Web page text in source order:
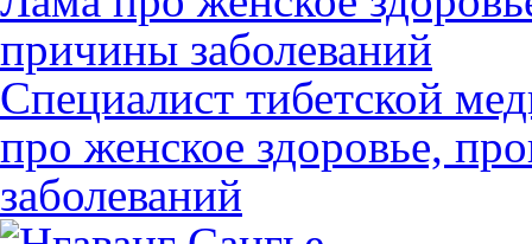
Специалист тибетской
про женское здоровье,
заболеваний